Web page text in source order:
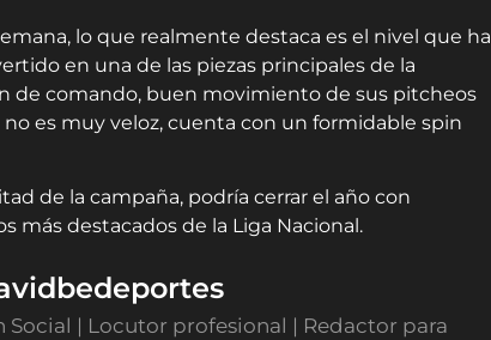
lo que realmente destaca es el nivel que ha
en una de las piezas principales de la
de comando, buen movimiento de sus pitcheos
es muy veloz, cuenta con un formidable spin
de la campaña, podría cerrar el año con
más destacados de la Liga Nacional.
| Locutor profesional | Redactor para